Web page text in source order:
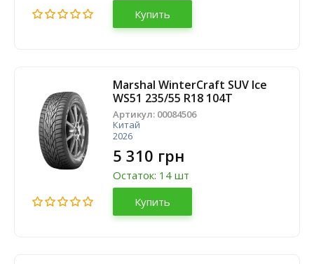
Купить
Marshal WinterCraft SUV Ice
WS51 235/55 R18 104T
Артикул: 00084506
Китай
2026
5 310 грн
Остаток: 14 шт
Купить